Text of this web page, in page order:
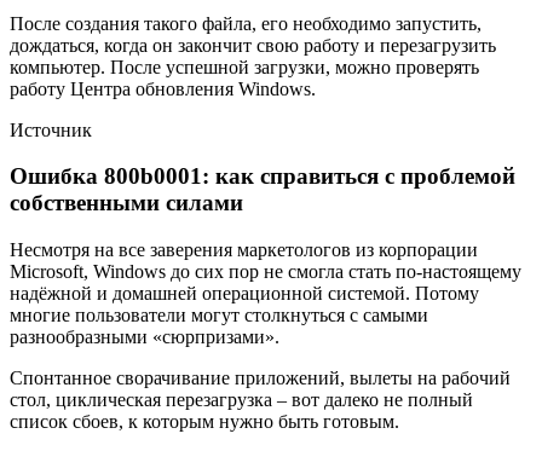
После создания такого файла, его необходимо запустить,
дождаться, когда он закончит свою работу и перезагрузить
компьютер. После успешной загрузки, можно проверять
работу Центра обновления Windows.
Источник
Ошибка 800b0001: как справиться с проблемой
собственными силами
Несмотря на все заверения маркетологов из корпорации
Microsoft, Windows до сих пор не смогла стать по-настоящему
надёжной и домашней операционной системой. Потому
многие пользователи могут столкнуться с самыми
разнообразными «сюрпризами».
Спонтанное сворачивание приложений, вылеты на рабочий
стол, циклическая перезагрузка – вот далеко не полный
список сбоев, к которым нужно быть готовым.